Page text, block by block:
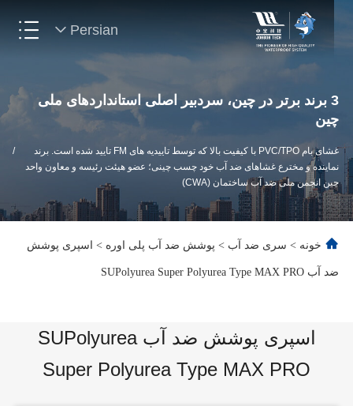
Persian
3 برند برتر در چین، سردبیر اصلی استانداردهای ملی
چین
غشای بام PVC/TPO با کیفیت بالا که توسط تاییدیه های FM تایید شده است. برند
نماینده و مخترع غشاهای ضد آب خود چسب چینی؛ عضو هیئت رئیسه و معاون واحد
چین انجمن ملی ضد آب ساختمان (CWA)
خونه > سری ضد آب > پوشش ضد آب پلی اوره > اسپری پوشش
ضد آب SUPolyurea Super Polyurea Type MAX PRO
اسپری پوشش ضد آب SUPolyurea
Super Polyurea Type MAX PRO